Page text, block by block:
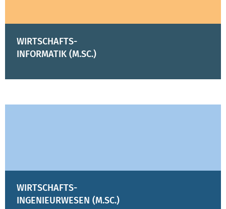
WIRTSCHAFTS-
INFORMATIK (M.SC.)
WIRTSCHAFTS-
INGENIEURWESEN (M.SC.)